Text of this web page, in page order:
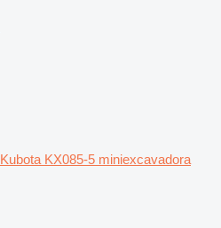
Kubota KX085-5 miniexcavadora